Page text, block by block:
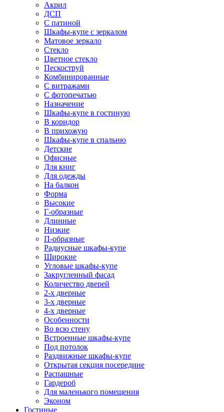
Акрил
ДСП
С патиной
Шкафы-купе с зеркалом
Матовое зеркало
Стекло
Цветное стекло
Пескоструй
Комбинированные
С витражами
С фотопечатью
Назначение
Шкафы-купе в гостиную
В коридор
В прихожую
Шкафы-купе в спальню
Детские
Офисные
Для книг
Для одежды
На балкон
Форма
Высокие
Г-образные
Длинные
Низкие
П-образные
Радиусные шкафы-купе
Широкие
Угловые шкафы-купе
Закругленный фасад
Количество дверей
2-х дверные
3-х дверные
4-х дверные
Особенности
Во всю стену
Встроенные шкафы-купе
Под потолок
Раздвижные шкафы-купе
Открытая секция посередине
Распашные
Гардероб
Для маленького помещения
Эконом
Гостиные